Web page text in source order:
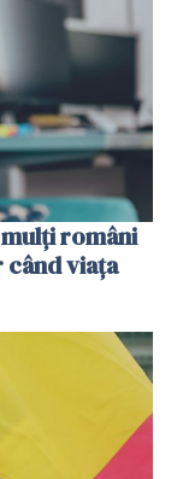
români
când viața